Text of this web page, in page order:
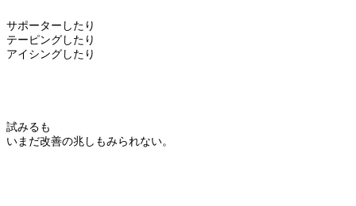
サポーターしたり
テーピングしたり
アイシングしたり
試みるも
いまだ改善の兆しもみられない。